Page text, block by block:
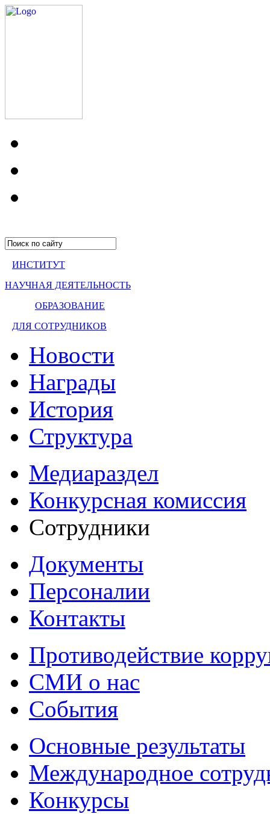
ИНСТИТУТ
НАУЧНАЯ ДЕЯТЕЛЬНОСТЬ
ОБРАЗОВАНИЕ
ДЛЯ СОТРУДНИКОВ
Новости
Награды
История
Структура
Медиараздел
Конкурсная комиссия
Сотрудники
Документы
Персоналии
Контакты
Противодействие
СМИ о нас
События
Основные результаты
Международное
Конкурсы